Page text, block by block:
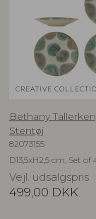
CREATIVE
Bethany
Stentøj
82073155
D13,5xH2,5 cm, Set of
Vejl. udsalgspris
499,00 DKK